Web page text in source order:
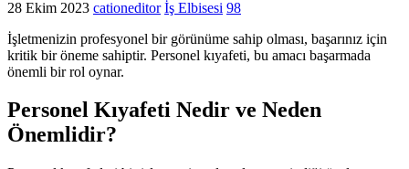
28 Ekim 2023 cationeditor İş Elbisesi 98
İşletmenizin profesyonel bir görünüme sahip olması, başarınız için
kritik bir öneme sahiptir. Personel kıyafeti, bu amacı başarmada
önemli bir rol oynar.
Personel Kıyafeti Nedir ve Neden
Önemlidir?